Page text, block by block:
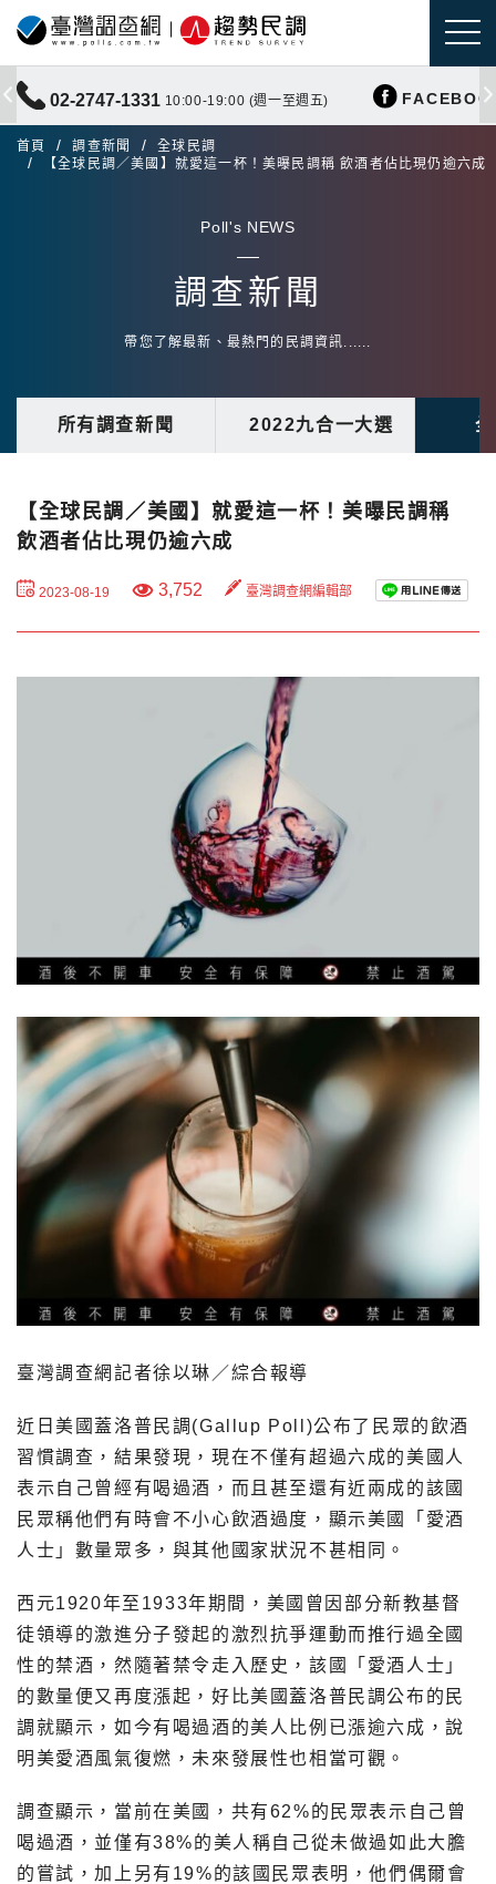
02-2747-1331 10:00-19:00 (週一至週五)
首頁 調查新聞
全球民調
【全球民調／美國】就愛這一杯！美曝民調稱 飲酒者佔比現仍逾六成
Poll's NEWS
調查新聞
帶您了解最新、最熱門的民調資訊......
所有調查新聞 2022九合一大選
【全球民調／美國】就愛這一杯！美曝民調稱
飲酒者佔比現仍逾六成
2023-08-19 3,752 臺灣調查網編輯部
臺灣調查網記者徐以琳／綜合報導
近日美國蓋洛普民調(Gallup Poll)公布了民眾的飲酒
習慣調查，結果發現，現在不僅有超過六成的美國人
表示自己曾經有喝過酒，而且甚至還有近兩成的該國
民眾稱他們有時會不小心飲酒過度，顯示美國「愛酒
人士」數量眾多，與其他國家狀況不甚相同。
西元1920年至1933年期間，美國曾因部分新教基督
徒領導的激進分子發起的激烈抗爭運動而推行過全國
性的禁酒，然隨著禁令走入歷史，該國「愛酒人士」
的數量便又再度漲起，好比美國蓋洛普民調公布的民
調就顯示，如今有喝過酒的美人比例已漲逾六成，說
明美愛酒風氣復燃，未來發展性也相當可觀。
調查顯示，當前在美國，共有62%的民眾表示自己曾
喝過酒，並僅有38%的美人稱自己從未做過如此大膽
的嘗試，加上另有19%的該國民眾表明，他們偶爾會